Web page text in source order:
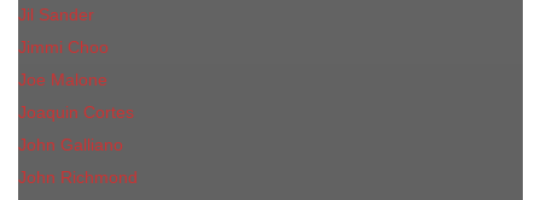
Jil Sander
Jimmi Choo
Jое Malоnе
Joaquin Cortes
John Galliano
John Richmond